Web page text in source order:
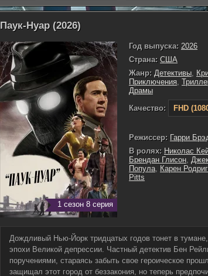
Паук-Нуар (2026)
1 сезон 8 серия
Год выпуска: 2026
Страна: США
Жанр: Детективы,
Приключения,
Драмы
Качество:
FHD
Режиссер: Гарри
В ролях: Николас
Брендан Глисон,
Попула, Карен
Pitts
Дождливый Нью-Йорк тридцатых годов тонет в
эпохи Великой депрессии. Частный детектив Бен
поручениями, стараясь забыть свое героическое
защищал этот город от беззакония, но теперь